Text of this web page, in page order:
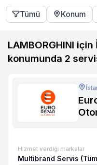
Tümü Konum
LAMBORGHINI
konumunda 2
Hizmet verdiği markalar
Multibrand Servis